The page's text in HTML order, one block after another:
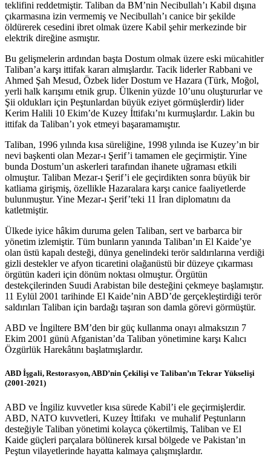
teklifini reddetmiştir. Taliban da BM’nin Necibullah’ı Kabil dışına
çıkarmasına izin vermemiş ve Necibullah’ı canice bir şekilde
öldürerek cesedini ibret olmak üzere Kabil şehir merkezinde bir
elektrik direğine asmıştır.
Bu gelişmelerin ardından başta Dostum olmak üzere eski mücahitler
Taliban’a karşı ittifak kararı almışlardır. Tacik liderler Rabbani ve
Ahmed Şah Mesud, Özbek lider Dostum ve Hazara (Türk, Moğol,
yerli halk karışımı etnik grup. Ülkenin yüzde 10’unu oluştururlar ve
Şii oldukları için Peştunlardan büyük eziyet görmüşlerdir) lider
Kerim Halili 10 Ekim’de Kuzey İttifakı’nı kurmuşlardır. Lakin bu
ittifak da Taliban’ı yok etmeyi başaramamıştır.
Taliban, 1996 yılında kısa süreliğine, 1998 yılında ise Kuzey’ın bir
nevi başkenti olan Mezar-ı Şerif’i tamamen ele geçirmiştir. Yine
bunda Dostum’un askerleri tarafından ihanete uğraması etkili
olmuştur. Taliban Mezar-ı Şerif’i ele geçirdikten sonra büyük bir
katliama girişmiş, özellikle Hazaralara karşı canice faaliyetlerde
bulunmuştur. Yine Mezar-ı Şerif’teki 11 İran diplomatını da
katletmiştir.
Ülkede iyice hâkim duruma gelen Taliban, sert ve barbarca bir
yönetim izlemiştir. Tüm bunların yanında Taliban’ın El Kaide’ye
olan üstü kapalı desteği, dünya genelindeki terör saldırılarına verdiği
gizli destekler ve afyon ticaretini olağanüstü bir düzeye çıkarması
örgütün kaderi için dönüm noktası olmuştur. Örgütün
destekçilerinden Suudi Arabistan bile desteğini çekmeye başlamıştır.
11 Eylül 2001 tarihinde El Kaide’nin ABD’de gerçekleştirdiği terör
saldırıları Taliban için bardağı taşıran son damla görevi görmüştür.
ABD ve İngiltere BM’den bir güç kullanma onayı almaksızın 7
Ekim 2001 günü Afganistan’da Taliban yönetimine karşı Kalıcı
Özgürlük Harekâtını başlatmışlardır.
ABD İşgali, Restorasyon, ABD’nin Çekilişi ve Taliban’ın Tekrar Yükselişi
(2001-2021)
ABD ve İngiliz kuvvetler kısa sürede Kabil’i ele geçirmişlerdir.
ABD, NATO kuvvetleri, Kuzey İttifakı ve muhalif Peştunların
desteğiyle Taliban yönetimi kolayca çökertilmiş, Taliban ve El
Kaide güçleri parçalara bölünerek kırsal bölgede ve Pakistan’ın
Peştun vilayetlerinde hayatta kalmaya çalışmışlardır.